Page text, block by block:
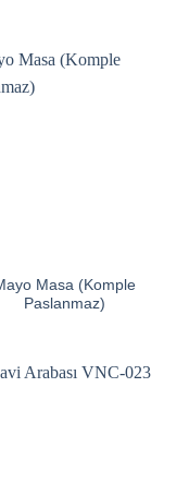
Masa (Komple
Paslanmaz)